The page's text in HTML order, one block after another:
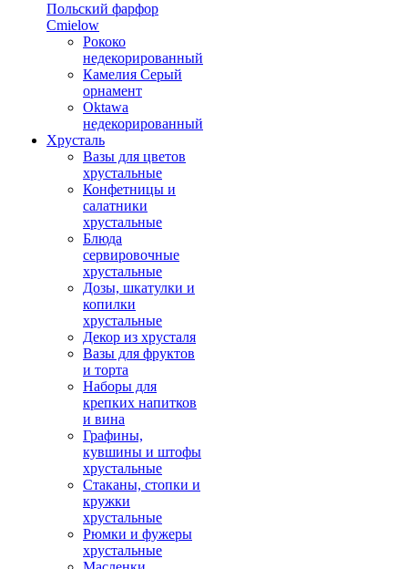
Польский фарфор
Сmielow
Рококо
недекорированный
Камелия Серый
орнамент
Oktawa
недекорированный
Хрусталь
Вазы для цветов
хрустальные
Конфетницы и
салатники
хрустальные
Блюда
сервировочные
хрустальные
Дозы, шкатулки и
копилки
хрустальные
Декор из хрусталя
Вазы для фруктов
и торта
Наборы для
крепких напитков
и вина
Графины,
кувшины и штофы
хрустальные
Стаканы, стопки и
кружки
хрустальные
Рюмки и фужеры
хрустальные